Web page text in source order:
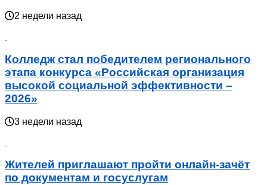
2 недели назад
Колледж стал победителем регионального
этапа конкурса «Российская организация
высокой социальной эффективности –
2026»
3 недели назад
Жителей приглашают пройти онлайн-зачёт
по документам и госуслугам